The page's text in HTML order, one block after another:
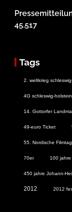
45.517
Tags
2. weltkrieg
4G schleswig-holstein
14. Gottorfer
49-euro Ticket
55. Nordische
70er 100 jahre
450 jahre Johann-
2012 2012